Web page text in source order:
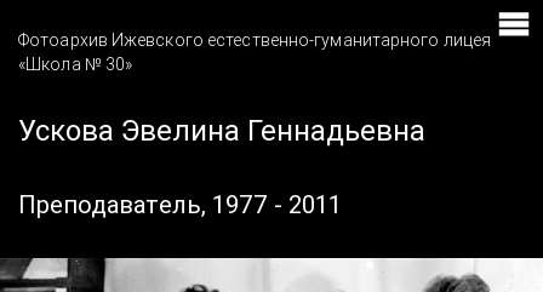
Фотоархив Ижевского естественно-гуманитарного лицея
«Школа № 30»
Ускова Эвелина Геннадьевна
Преподаватель, 1977 - 2011